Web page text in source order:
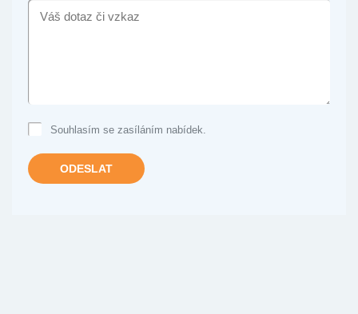
VÁŠ
DOTAZ
Souhlasím se zasíláním nabídek.
ODESLAT